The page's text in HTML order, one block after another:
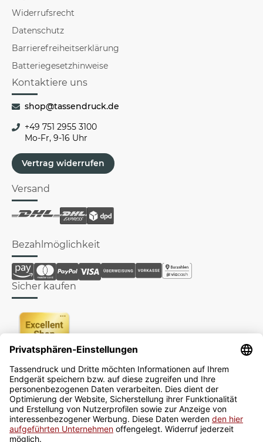
Widerrufsrecht
Datenschutz
Barrierefreiheitserklärung
Batteriegesetzhinweise
Kontaktiere uns
shop@tassendruck.de
+49 751 2955 3100
Mo-Fr, 9-16 Uhr
Vertrag widerrufen
Versand
Bezahlmöglichkeit
Sicher kaufen
Newsletter